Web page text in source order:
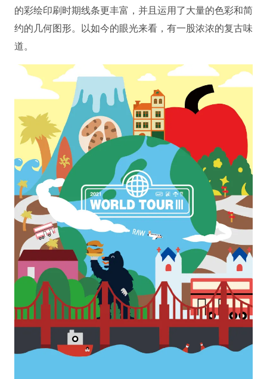
的彩绘印刷时期线条更丰富，并且运用了大量的色彩和简
约的几何图形。以如今的眼光来看，有一股浓浓的复古味
道。